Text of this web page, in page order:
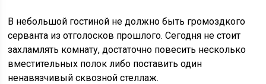
В небольшой гостиной не должно быть громоздкого
серванта из отголосков прошлого. Сегодня не стоит
захламлять комнату, достаточно повесить несколько
вместительных полок либо поставить один
ненавязчивый сквозной стеллаж.